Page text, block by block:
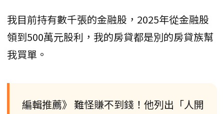
我目前持有數千張的金融股，2025年從金融股
領到500萬元股利，我的房貸都是別的房貸族幫
我買單。
編輯推薦》 難怪賺不到錢！他列出「人開